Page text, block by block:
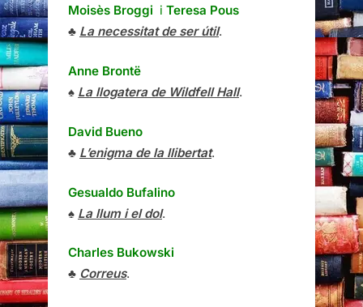
Moisès Broggi i Teresa Pous
♣ La necessitat de ser útil.
Anne Brontë
♠ La llogatera de Wildfell Hall.
David Bueno
♣ L’enigma de la llibertat.
Gesualdo Bufalino
♠ La llum i el dol.
Charles Bukowski
♣ Correus.